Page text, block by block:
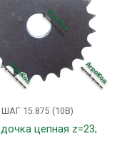
ШАГ 15.875 (10В)
цепная z=23;